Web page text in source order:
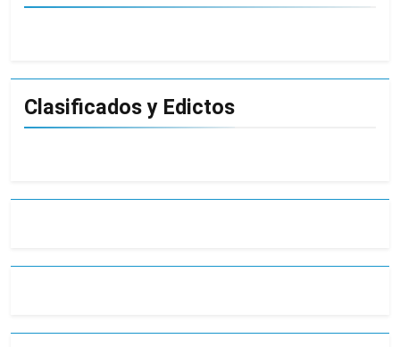
Clasificados y Edictos